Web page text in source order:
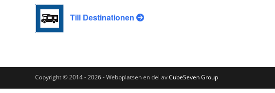
Till Destinationen
Copyright © 2014 - 2026 - Webbplatsen en del avCubeSeven Group